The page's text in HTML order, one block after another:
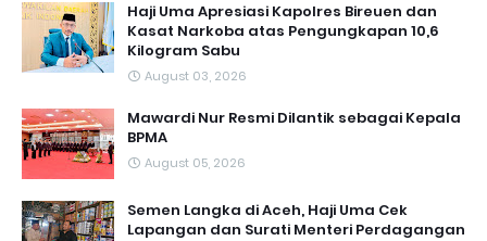
Haji Uma Apresiasi Kapolres Bireuen dan
Kasat Narkoba atas Pengungkapan 10,6
Kilogram Sabu
August 03, 2026
Mawardi Nur Resmi Dilantik sebagai Kepala
BPMA
August 05, 2026
Semen Langka di Aceh, Haji Uma Cek
Lapangan dan Surati Menteri Perdagangan